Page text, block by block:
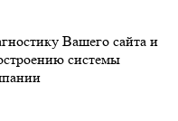
Вашего сайта и
системы